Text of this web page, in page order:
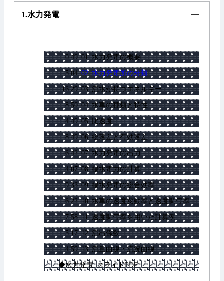
1.水力発電
0:49 01_水力発電の概要
5:04 02_水力発電所の分類
16:29 03_流水が持つエネルギー
8:50 04_水車の種類と特性
4:49 05_比速度
8:49 06_総落差と有効落差
6:42 07_水力発電の出力
4:07 08_揚水電力の計算
9:33 09_揚水発電の総合効率
6:22 10_水車の速度変動率と速度調停率
7:58 11_速度調停率を用いた計算例
5:17 12_流出係数
4:59 13_流量曲線・流況曲線
◆水力発電_スライドPDF